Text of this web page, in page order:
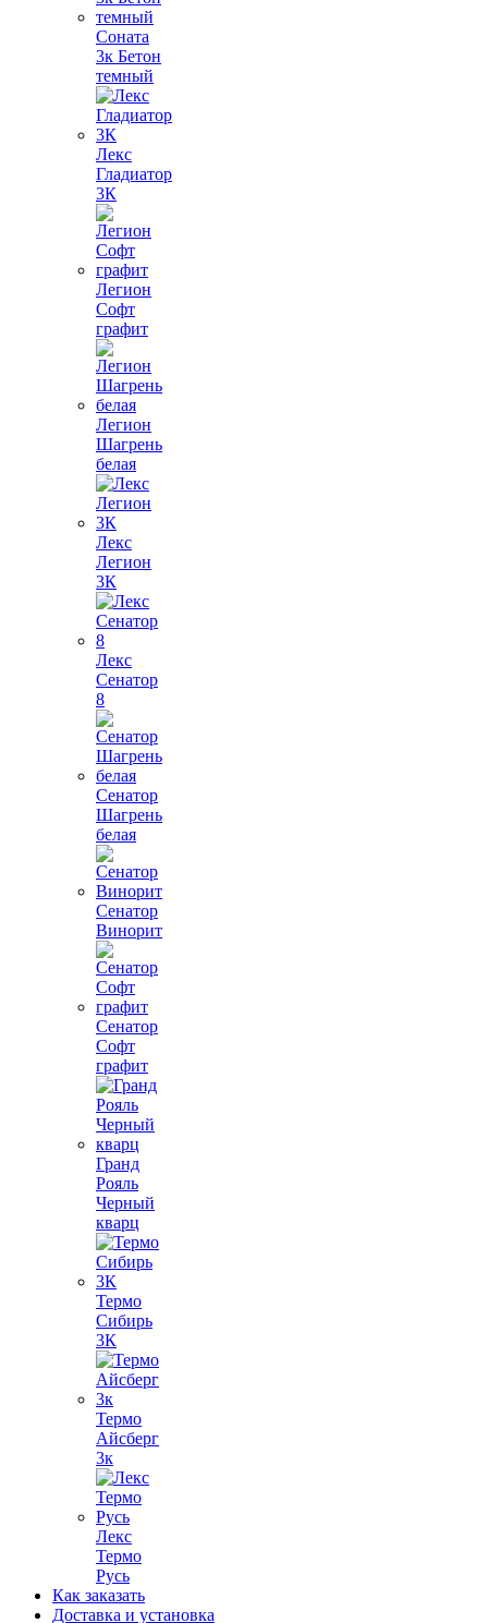
Соната
3к Бетон
темный
Лекс
Гладиатор
3К
Легион
Софт
графит
Легион
Шагрень
белая
Лекс
Легион
3К
Лекс
Сенатор
8
Сенатор
Шагрень
белая
Сенатор
Винорит
Сенатор
Софт
графит
Гранд
Рояль
Черный
кварц
Термо
Сибирь
3К
Термо
Айсберг
3к
Лекс
Термо
Русь
Как заказать
Доставка и установка